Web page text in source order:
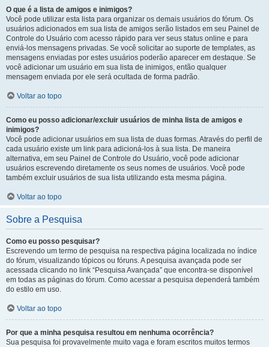
O que é a lista de amigos e inimigos?
Você pode utilizar esta lista para organizar os demais usuários do fórum. Os
usuários adicionados em sua lista de amigos serão listados em seu Painel de
Controle do Usuário com acesso rápido para ver seus status online e para
enviá-los mensagens privadas. Se você solicitar ao suporte de templates, as
mensagens enviadas por estes usuários poderão aparecer em destaque. Se
você adicionar um usuário em sua lista de inimigos, então qualquer
mensagem enviada por ele será ocultada de forma padrão.
Voltar ao topo
Como eu posso adicionar/excluir usuários de minha lista de amigos e
inimigos?
Você pode adicionar usuários em sua lista de duas formas. Através do perfil de
cada usuário existe um link para adicioná-los à sua lista. De maneira
alternativa, em seu Painel de Controle do Usuário, você pode adicionar
usuários escrevendo diretamente os seus nomes de usuários. Você pode
também excluir usuários de sua lista utilizando esta mesma página.
Voltar ao topo
Sobre a Pesquisa
Como eu posso pesquisar?
Escrevendo um termo de pesquisa na respectiva página localizada no índice
do fórum, visualizando tópicos ou fóruns. A pesquisa avançada pode ser
acessada clicando no link “Pesquisa Avançada” que encontra-se disponível
em todas as páginas do fórum. Como acessar a pesquisa dependerá também
do estilo em uso.
Voltar ao topo
Por que a minha pesquisa resultou em nenhuma ocorrência?
Sua pesquisa foi provavelmente muito vaga e foram escritos muitos termos